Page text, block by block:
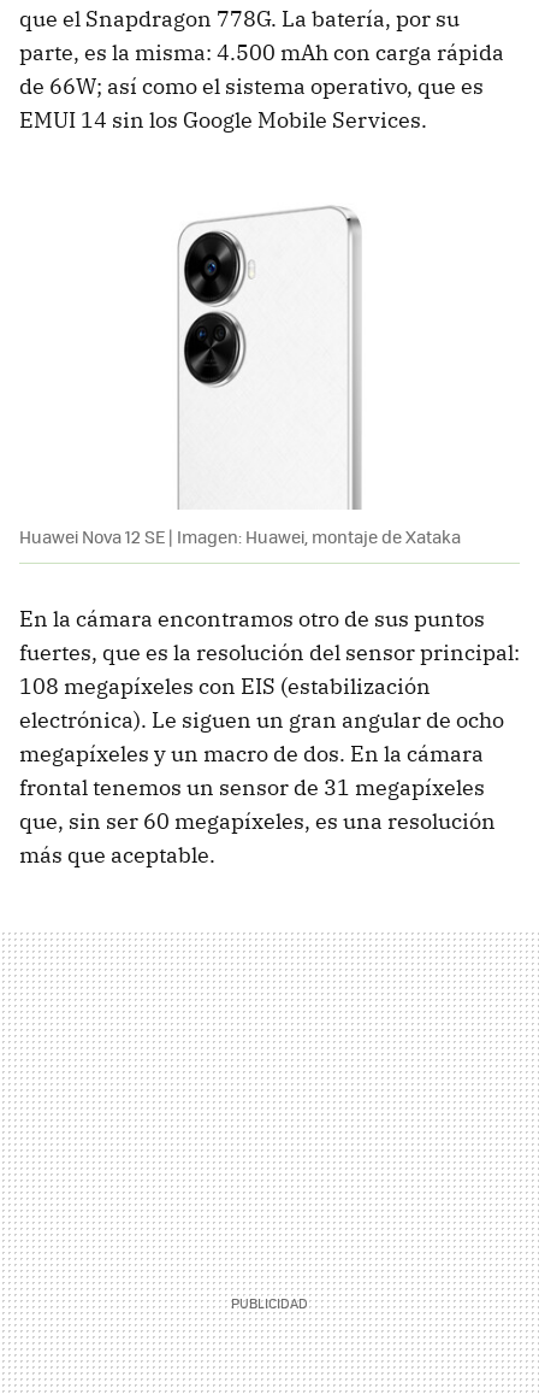
que el Snapdragon 778G. La batería, por su
parte, es la misma: 4.500 mAh con carga rápida
de 66W; así como el sistema operativo, que es
EMUI 14 sin los Google Mobile Services.
Huawei Nova 12 SE | Imagen: Huawei, montaje de Xataka
En la cámara encontramos otro de sus puntos
fuertes, que es la resolución del sensor principal:
108 megapíxeles con EIS (estabilización
electrónica). Le siguen un gran angular de ocho
megapíxeles y un macro de dos. En la cámara
frontal tenemos un sensor de 31 megapíxeles
que, sin ser 60 megapíxeles, es una resolución
más que aceptable.